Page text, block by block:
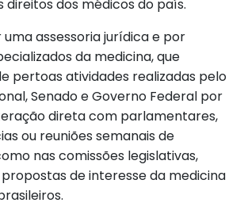
direitos dos médicos do país.
assessoria jurídica e por
da medicina, que
pertoas atividades realizadas pelo
Senado e Governo Federal por
direta com parlamentares,
ou reuniões semanais de
nas comissões legislativas,
de interesse da medicina